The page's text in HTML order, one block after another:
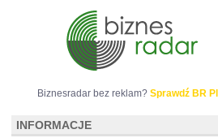
Biznesradar bez reklam? Sprawdź BR
INFORMACJE